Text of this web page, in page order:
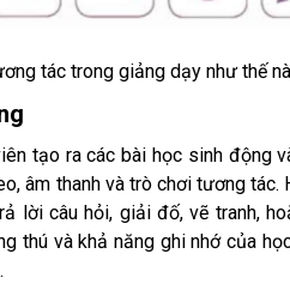
tác trong giảng dạy như thế
tạo ra các bài học sinh động
âm thanh và trò chơi tương
lời câu hỏi, giải đố, vẽ tranh,
thú và khả năng ghi nhớ của